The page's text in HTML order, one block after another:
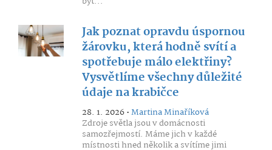
Jak poznat opravdu úspornou
žárovku, která hodně svítí a
spotřebuje málo elektřiny?
Vysvětlíme všechny důležité
údaje na krabičce
28. 1. 2026 •Martina Minaříková
Zdroje světla jsou v domácnosti
samozřejmostí. Máme jich v každé
místnosti hned několik a svítíme jimi